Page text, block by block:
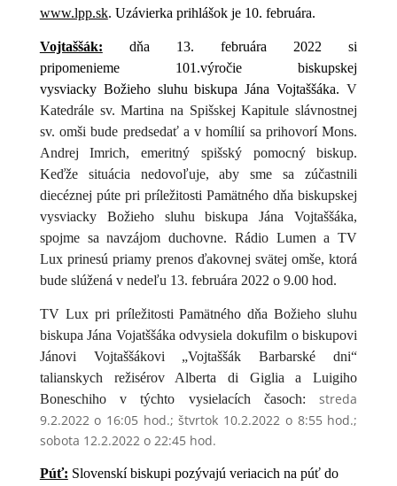
www.lpp.sk. Uzávierka prihlášok je 10. februára.
Vojtaššák:
dňa 13. februára 2022 si
pripomenieme 101.výročie biskupskej
vysviacky Božieho sluhu biskupa Jána Vojtaššáka.V
Katedrále sv. Martina na Spišskej Kapitule slávnostnej
sv. omši bude predsedať a v homílií sa prihovorí Mons.
Andrej Imrich, emeritný spišský pomocný biskup.
Keďže situácia nedovoľuje, aby sme sa zúčastnili
diecéznej púte pri príležitosti Pamätného dňa biskupskej
vysviacky Božieho sluhu biskupa Jána Vojtaššáka,
spojme sa navzájom duchovne. Rádio Lumen a TV
Lux prinesú priamy prenos ďakovnej svätej omše, ktorá
bude slúžená v nedeľu 13. februára 2022 o 9.00 hod.
TV Lux pri príležitosti Pamätného dňa Božieho sluhu
biskupa Jána Vojatššáka odvysiela dokufilm o biskupovi
Jánovi Vojtaššákovi „Vojtaššák Barbarské dni“
talianskych režisérov Alberta di Giglia a Luigiho
Boneschiho v týchto vysielacích časoch:streda
9.2.2022 o 16:05 hod.; štvrtok 10.2.2022 o 8:55 hod.;
sobota 12.2.2022 o 22:45 hod.
Púť: Slovenskí biskupi pozývajú veriacich na púť do